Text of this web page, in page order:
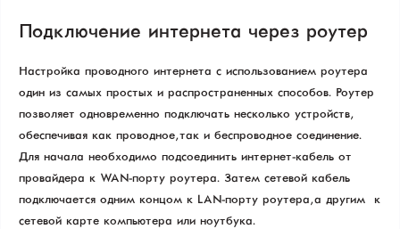
Подключение интернета через роутер
Настройка проводного интернета с использованием роутера –
один из самых простых и распространенных способов. Роутер
позволяет одновременно подключать несколько устройств,
обеспечивая как проводное, так и беспроводное соединение.
Для начала необходимо подсоединить интернет-кабель от
провайдера к WAN-порту роутера. Затем сетевой кабель
подключается одним концом к LAN-порту роутера, а другим – к
сетевой карте компьютера или ноутбука.